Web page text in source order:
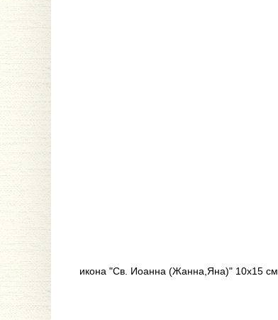
икона "Св. Иоанна (Жанна,Яна)" 10х15 см